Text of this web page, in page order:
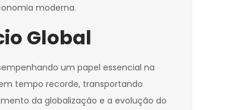
moderna.
Global
um papel essencial na
tempo recorde, transportando
da globalização e a evolução do